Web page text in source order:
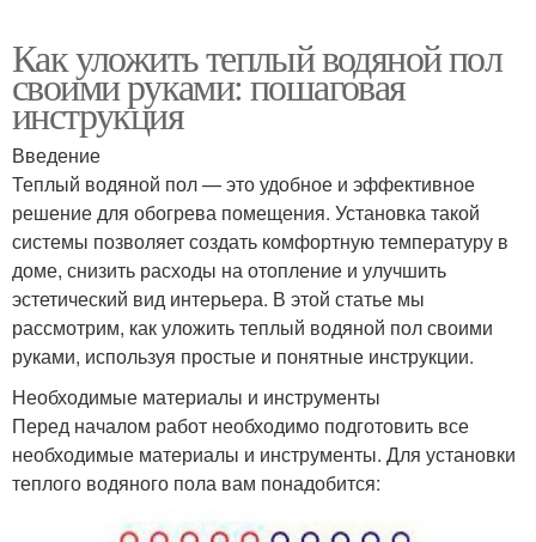
Как уложить теплый водяной пол
своими руками: пошаговая
инструкция
Введение
Теплый водяной пол — это удобное и эффективное
решение для обогрева помещения. Установка такой
системы позволяет создать комфортную температуру в
доме, снизить расходы на отопление и улучшить
эстетический вид интерьера. В этой статье мы
рассмотрим, как уложить теплый водяной пол своими
руками, используя простые и понятные инструкции.
Необходимые материалы и инструменты
Перед началом работ необходимо подготовить все
необходимые материалы и инструменты. Для установки
теплого водяного пола вам понадобится: